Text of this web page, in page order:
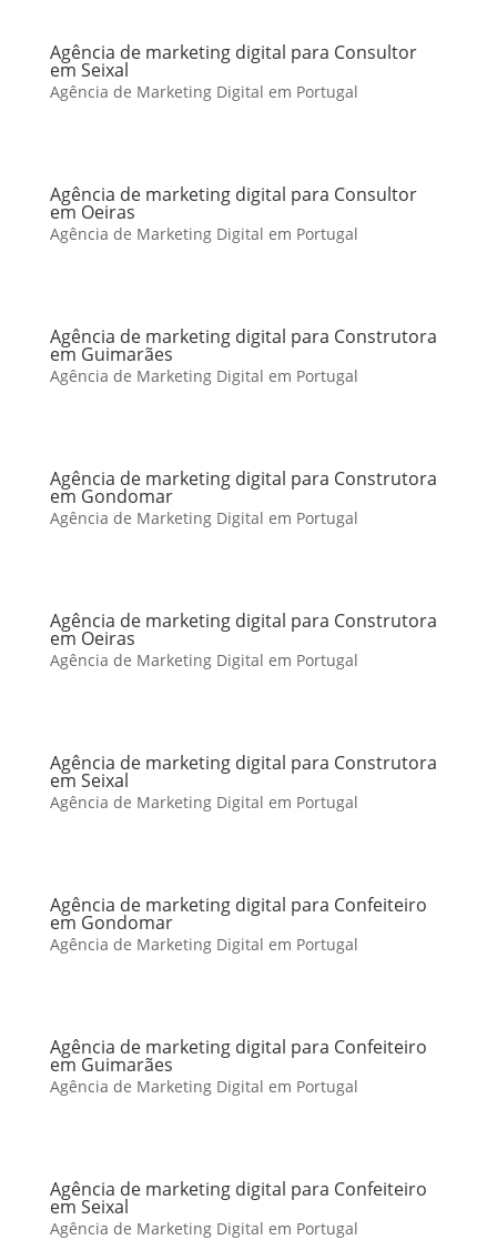
Agência de marketing digital para Consultor
em Seixal
Agência de Marketing Digital em Portugal
Agência de marketing digital para Consultor
em Oeiras
Agência de Marketing Digital em Portugal
Agência de marketing digital para Construtora
em Guimarães
Agência de Marketing Digital em Portugal
Agência de marketing digital para Construtora
em Gondomar
Agência de Marketing Digital em Portugal
Agência de marketing digital para Construtora
em Oeiras
Agência de Marketing Digital em Portugal
Agência de marketing digital para Construtora
em Seixal
Agência de Marketing Digital em Portugal
Agência de marketing digital para Confeiteiro
em Gondomar
Agência de Marketing Digital em Portugal
Agência de marketing digital para Confeiteiro
em Guimarães
Agência de Marketing Digital em Portugal
Agência de marketing digital para Confeiteiro
em Seixal
Agência de Marketing Digital em Portugal